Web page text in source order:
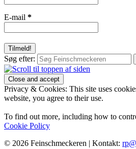
E-mail *
Søg efter:
Privacy & Cookies: This site uses
website, you agree to their use.
To find out more, including how to
Cookie Policy
© 2026 Feinschmeckeren | Kontakt: